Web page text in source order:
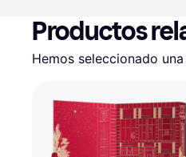
Productos
Hemos seleccionado